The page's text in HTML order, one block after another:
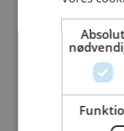
Kjell